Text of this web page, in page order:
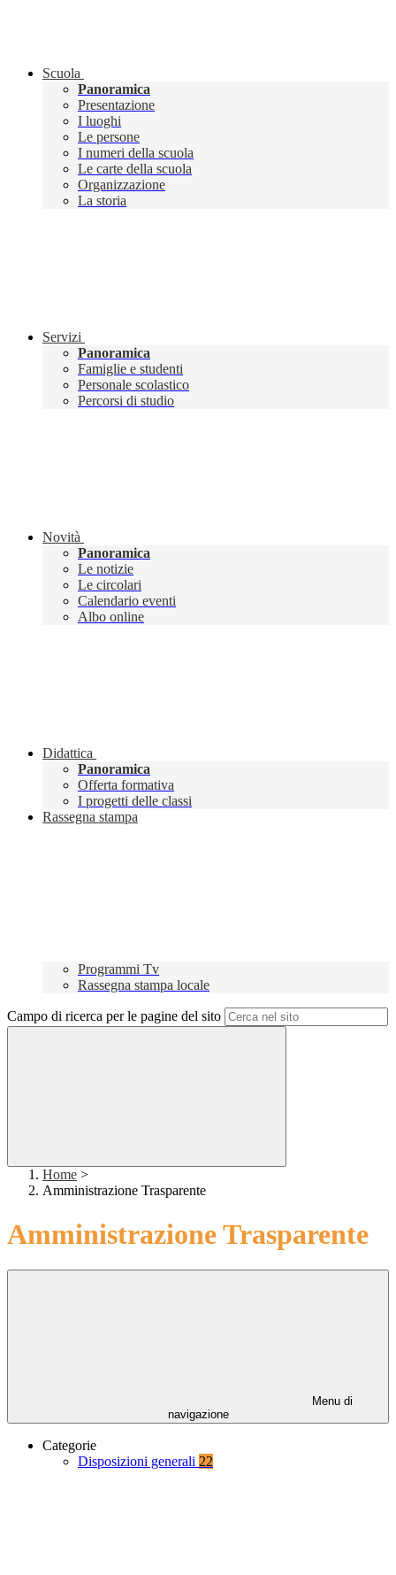
Scuola
Panoramica
Presentazione
I luoghi
Le persone
I numeri della scuola
Le carte della scuola
Organizzazione
La storia
Servizi
Panoramica
Famiglie e studenti
Personale scolastico
Percorsi di studio
Novità
Panoramica
Le notizie
Le circolari
Calendario eventi
Albo online
Didattica
Panoramica
Offerta formativa
I progetti delle classi
Rassegna stampa
Programmi Tv
Rassegna stampa locale
Campo di ricerca per le pagine del sito
Home >
Amministrazione Trasparente
Amministrazione Trasparente
Menu di
navigazione
Categorie
Disposizioni generali 22